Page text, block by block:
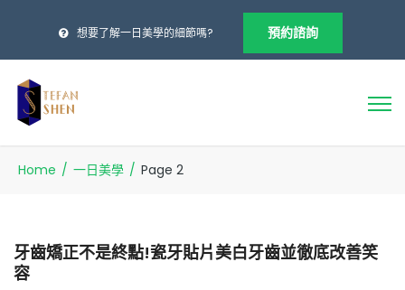
想要了解一日美學的細節嗎? 預約諮詢
Home / 一日美學 / Page 2
牙齒矯正不是終點!瓷牙貼片美白牙齒並徹底改善笑
容